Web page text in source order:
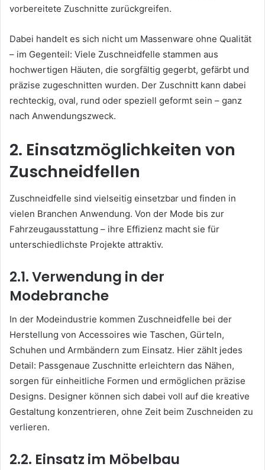
vorbereitete Zuschnitte zurückgreifen.
Dabei handelt es sich nicht um Massenware ohne Qualität
– im Gegenteil: Viele Zuschneidfelle stammen aus
hochwertigen Häuten, die sorgfältig gegerbt, gefärbt und
präzise zugeschnitten wurden. Der Zuschnitt kann dabei
rechteckig, oval, rund oder speziell geformt sein – ganz
nach Anwendungszweck.
2. Einsatzmöglichkeiten von
Zuschneidfellen
Zuschneidfelle sind vielseitig einsetzbar und finden in
vielen Branchen Anwendung. Von der Mode bis zur
Fahrzeugausstattung – ihre Effizienz macht sie für
unterschiedlichste Projekte attraktiv.
2.1. Verwendung in der
Modebranche
In der Modeindustrie kommen Zuschneidfelle bei der
Herstellung von Accessoires wie Taschen, Gürteln,
Schuhen und Armbändern zum Einsatz. Hier zählt jedes
Detail: Passgenaue Zuschnitte erleichtern das Nähen,
sorgen für einheitliche Formen und ermöglichen präzise
Designs. Designer können sich dabei voll auf die kreative
Gestaltung konzentrieren, ohne Zeit beim Zuschneiden zu
verlieren.
2.2. Einsatz im Möbelbau